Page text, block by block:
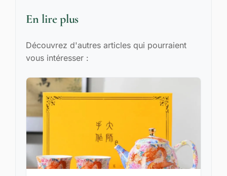
En lire plus
Découvrez d'autres articles qui pourraient
vous intéresser :